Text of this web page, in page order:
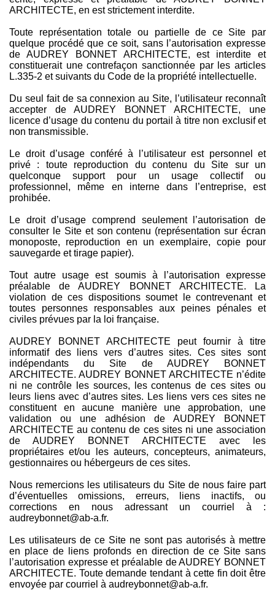
ARCHITECTE, en est strictement interdite.
Toute représentation totale ou partielle de ce Site par
quelque procédé que ce soit, sans l’autorisation expresse
de AUDREY BONNET ARCHITECTE, est interdite et
constituerait une contrefaçon sanctionnée par les articles
L.335-2 et suivants du Code de la propriété intellectuelle.
Du seul fait de sa connexion au Site, l’utilisateur reconnaît
accepter de AUDREY BONNET ARCHITECTE, une
licence d’usage du contenu du portail à titre non exclusif et
non transmissible.
Le droit d’usage conféré à l’utilisateur est personnel et
privé : toute reproduction du contenu du Site sur un
quelconque support pour un usage collectif ou
professionnel, même en interne dans l’entreprise, est
prohibée.
Le droit d’usage comprend seulement l’autorisation de
consulter le Site et son contenu (représentation sur écran
monoposte, reproduction en un exemplaire, copie pour
sauvegarde et tirage papier).
Tout autre usage est soumis à l’autorisation expresse
préalable de AUDREY BONNET ARCHITECTE. La
violation de ces dispositions soumet le contrevenant et
toutes personnes responsables aux peines pénales et
civiles prévues par la loi française.
AUDREY BONNET ARCHITECTE peut fournir à titre
informatif des liens vers d’autres sites. Ces sites sont
indépendants du Site de AUDREY BONNET
ARCHITECTE. AUDREY BONNET ARCHITECTE n’édite
ni ne contrôle les sources, les contenus de ces sites ou
leurs liens avec d’autres sites. Les liens vers ces sites ne
constituent en aucune manière une approbation, une
validation ou une adhésion de AUDREY BONNET
ARCHITECTE au contenu de ces sites ni une association
de AUDREY BONNET ARCHITECTE avec les
propriétaires et/ou les auteurs, concepteurs, animateurs,
gestionnaires ou hébergeurs de ces sites.
Nous remercions les utilisateurs du Site de nous faire part
d’éventuelles omissions, erreurs, liens inactifs, ou
corrections en nous adressant un courriel à :
audreybonnet@ab-a.fr.
Les utilisateurs de ce Site ne sont pas autorisés à mettre
en place de liens profonds en direction de ce Site sans
l’autorisation expresse et préalable de AUDREY BONNET
ARCHITECTE. Toute demande tendant à cette fin doit être
envoyée par courriel à audreybonnet@ab-a.fr.